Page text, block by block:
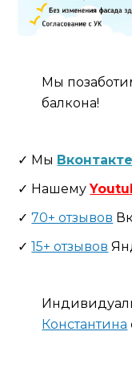
Мы
балкона!
✓ Мы Вконтакте
✓ Нашему
✓70+ отзывов
✓15+ отзывов
Константина